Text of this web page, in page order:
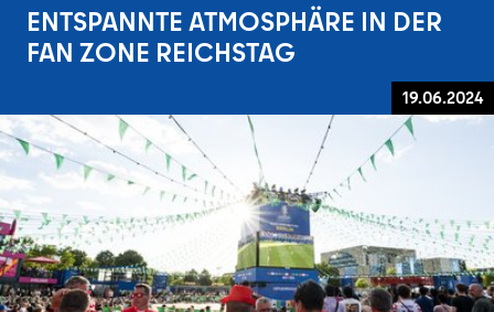
ENTSPANNTE ATMOSPHÄRE IN DER
FAN ZONE REICHSTAG
19.06.2024